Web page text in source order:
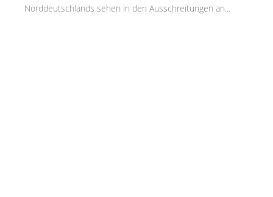
Norddeutschlands sehen in den Ausschreitungen an...